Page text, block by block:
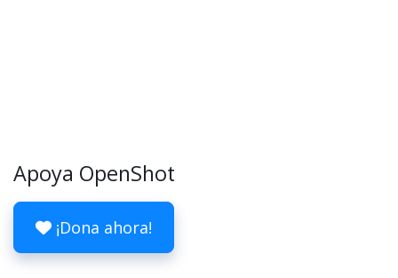
Apoya OpenShot
¡Dona ahora!